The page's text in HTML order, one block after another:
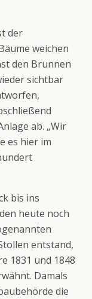
der
weichen
den Brunnen
sichtbar
ab. „Wir
es hier im
bis ins
heute noch
entstand,
1831 und 1848
Damals
die